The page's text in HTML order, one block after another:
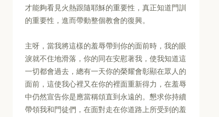
才能夠看見火熱跟隨耶穌的重要性，真正知道門訓
的重要性，進而帶動整個教會的復興。
主呀，當我將這樣的羞辱帶到你的面前時，我的眼
淚就不住地滑落，你的同在安慰著我，使我知道這
一切都會過去，總有一天你的榮耀會彰顯在眾人的
面前，這使我心裡又在你的裡面重新得力，在羞辱
中仍然宣告你是應當稱頌直到永遠的。懇求你持續
帶領我和門徒們，在面對走在你道路上所受到的羞